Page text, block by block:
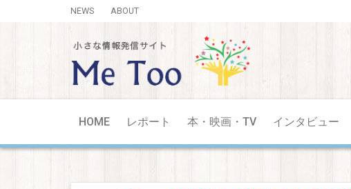
NEWS ABOUT
HOME レポート 本・映画・TV インタビュー